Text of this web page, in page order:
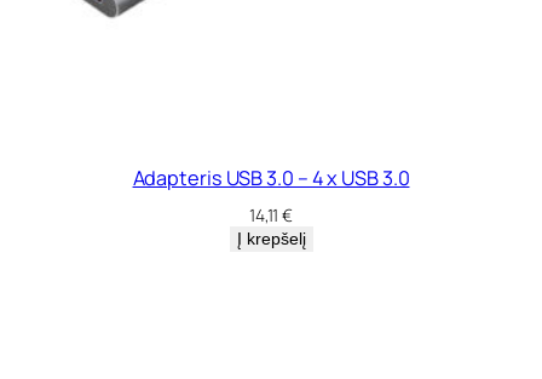
Adapteris USB 3.0 – 4 x USB 3.0
14,11€
Į krepšelį